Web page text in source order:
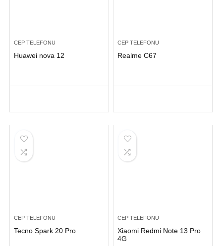
CEP TELEFONU
Huawei nova 12
CEP TELEFONU
Realme C67
CEP TELEFONU
Tecno Spark 20 Pro
CEP TELEFONU
Xiaomi Redmi Note 13 Pro
4G